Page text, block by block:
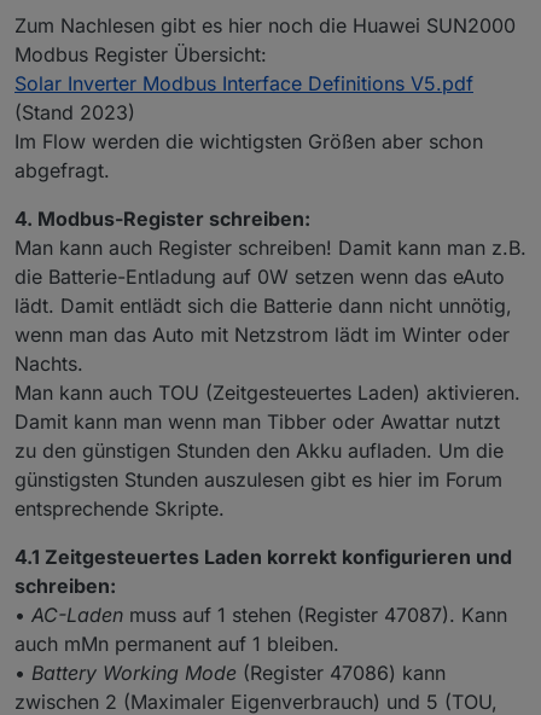
Zum Nachlesen gibt es hier noch die Huawei SUN2000
Modbus Register Übersicht:
Solar Inverter Modbus Interface Definitions V5.pdf
(Stand 2023)
Im Flow werden die wichtigsten Größen aber schon
abgefragt.
4. Modbus-Register schreiben:
Man kann auch Register schreiben! Damit kann man z.B.
die Batterie-Entladung auf 0W setzen wenn das eAuto
lädt. Damit entlädt sich die Batterie dann nicht unnötig,
wenn man das Auto mit Netzstrom lädt im Winter oder
Nachts.
Man kann auch TOU (Zeitgesteuertes Laden) aktivieren.
Damit kann man wenn man Tibber oder Awattar nutzt
zu den günstigen Stunden den Akku aufladen. Um die
günstigsten Stunden auszulesen gibt es hier im Forum
entsprechende Skripte.
4.1 Zeitgesteuertes Laden korrekt konfigurieren und
schreiben:
• AC-Laden muss auf 1 stehen (Register 47087). Kann
auch mMn permanent auf 1 bleiben.
• Battery Working Mode (Register 47086) kann
zwischen 2 (Maximaler Eigenverbrauch) und 5 (TOU,